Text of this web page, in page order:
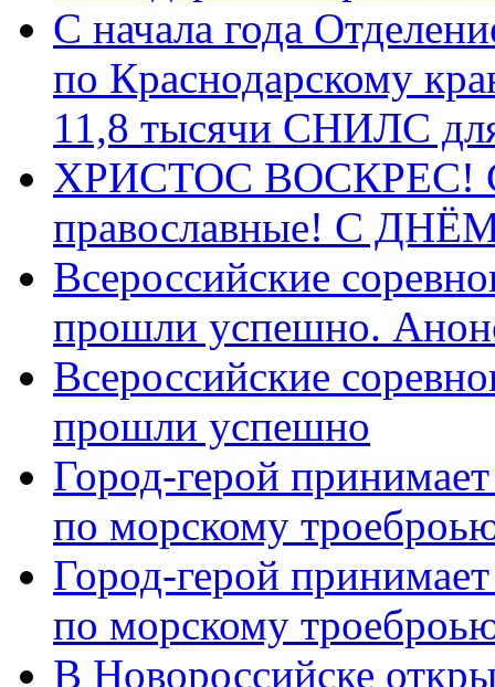
С начала года
по Краснодарскому
11,8 тысячи СНИЛС
ХРИСТОС ВОСКРЕС! С
православные! C
Всероссийские
прошли успешно.
Всероссийские
прошли успешно
Город-герой
по морскому
Город-герой
по морскому
В Новороссийске